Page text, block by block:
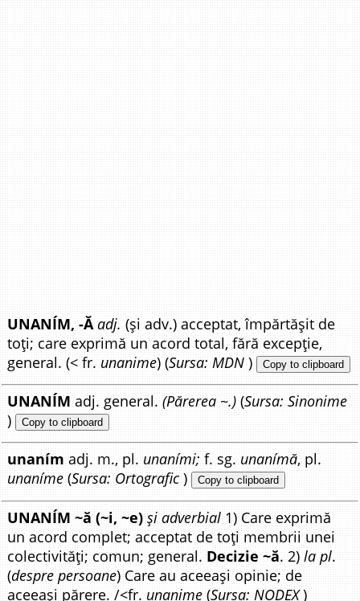
UNANÍM, -Ă adj. (și adv.) acceptat, împărtășit de
toți; care exprimă un acord total, fără excepție,
general. (< fr. unanime) (Sursa: MDN ) Copy to clipboard
UNANÍM adj. general.(Părerea ~.) (Sursa: Sinonime
) Copy to clipboard
unaním adj. m., pl. unaními; f. sg. unanímă, pl.
unaníme (Sursa: Ortografic ) Copy to clipboard
UNANÍM ~ă (~i, ~e) și adverbial 1) Care exprimă
un acord complet; acceptat de toți membrii unei
colectivități; comun; general. Decizie ~ă. 2)la pl.
(despre persoane) Care au aceeași opinie; de
aceeași părere. /<fr. unanime (Sursa: NODEX)